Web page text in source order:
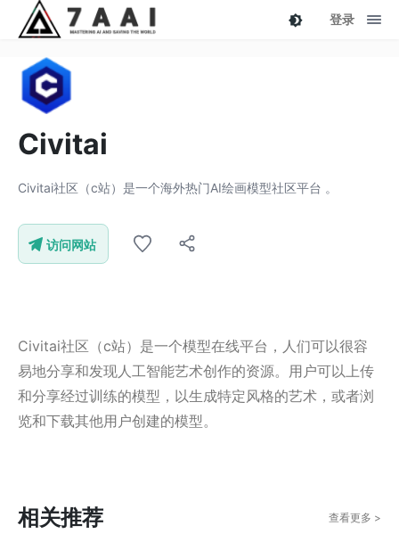
登录
Civitai
Civitai社区（c站）是一个海外热门AI绘画模型社区平台 。
访问网站
Civitai社区（c站）是一个模型在线平台，人们可以很容
易地分享和发现人工智能艺术创作的资源。用户可以上传
和分享经过训练的模型，以生成特定风格的艺术，或者浏
览和下载其他用户创建的模型。
相关推荐 查看更多 >